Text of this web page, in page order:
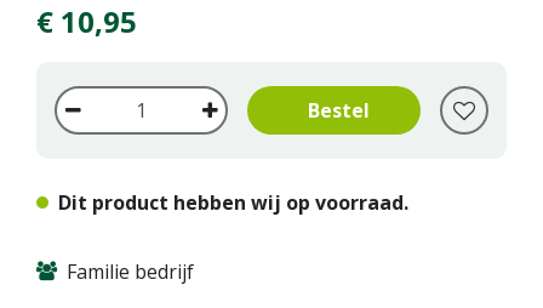
€ 10,95
Dit product hebben wij op voorraad.
Familie bedrijf